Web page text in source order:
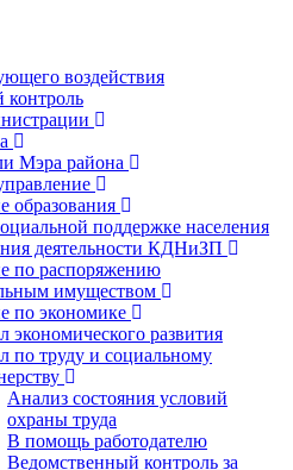
воздействия
Мэра района
образования
поддержке населения
деятельности КДНиЗП
по распоряжению
имуществом
по экономике
экономического развития
по труду и социальному
Анализ состояния условий
охраны труда
В помощь работодателю
Ведомственный контроль за